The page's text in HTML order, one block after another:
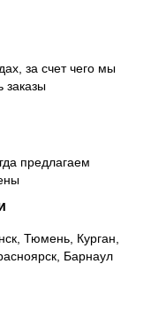
за счет чего мы
заказы
предлагаем
Тюмень, Курган,
Барнаул